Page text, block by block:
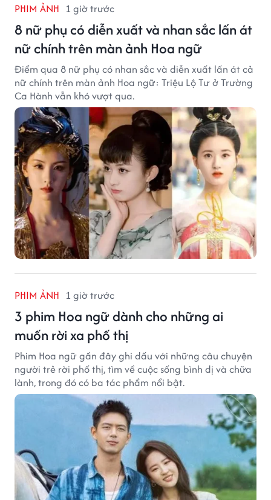
PHIM ẢNH 1 giờ trước
8 nữ phụ có diễn xuất và nhan sắc lấn át
nữ chính trên màn ảnh Hoa ngữ
Điểm qua 8 nữ phụ có nhan sắc và diễn xuất lấn át cả
nữ chính trên màn ảnh Hoa ngữ: Triệu Lộ Tư ở Trường
Ca Hành vẫn khó vượt qua.
PHIM ẢNH 1 giờ trước
3 phim Hoa ngữ dành cho những ai
muốn rời xa phố thị
Phim Hoa ngữ gần đây ghi dấu với những câu chuyện
người trẻ rời phố thị, tìm về cuộc sống bình dị và chữa
lành, trong đó có ba tác phẩm nổi bật.